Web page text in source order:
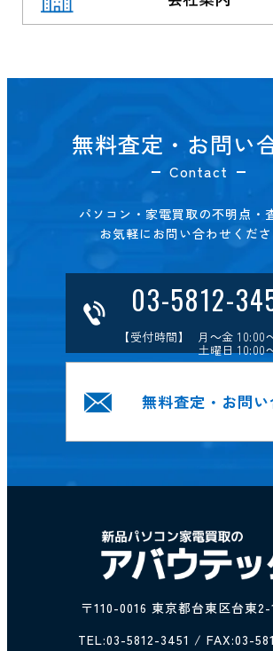
無料査定・お問い
Contact
パソコン・家電買取の不明点・
お気軽にお問い合わせくださ
03-5812-
【受付時間】 月～金 10:00
土曜日 10:00
無料査定・お問
〒110-0016 東京都台東区台東
TEL:03-5812-3451 / FAX:03-